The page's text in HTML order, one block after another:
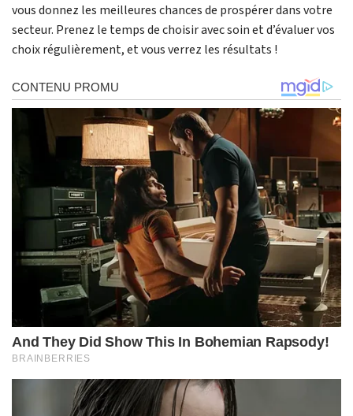
vous donnez les meilleures chances de prospérer dans votre
secteur. Prenez le temps de choisir avec soin et d’évaluer vos
choix régulièrement, et vous verrez les résultats !